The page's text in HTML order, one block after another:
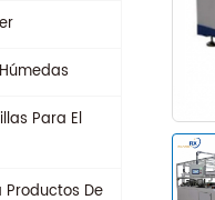
Para El
De